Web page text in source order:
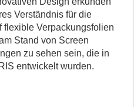
Verständnis für die
Verpackungsfolien
Stand von Screen
zu sehen sein, die in
entwickelt wurden.